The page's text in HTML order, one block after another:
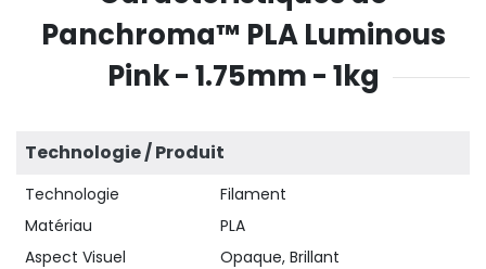
Panchroma™ PLA Luminous
Pink - 1.75mm - 1kg
Technologie / Produit
Technologie
Filament
Matériau
PLA
Aspect Visuel
Opaque, Brillant